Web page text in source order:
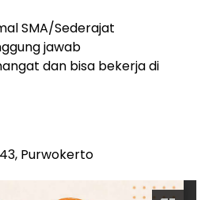
SMA/Sederajat
jawab
dan bisa bekerja di
Purwokerto